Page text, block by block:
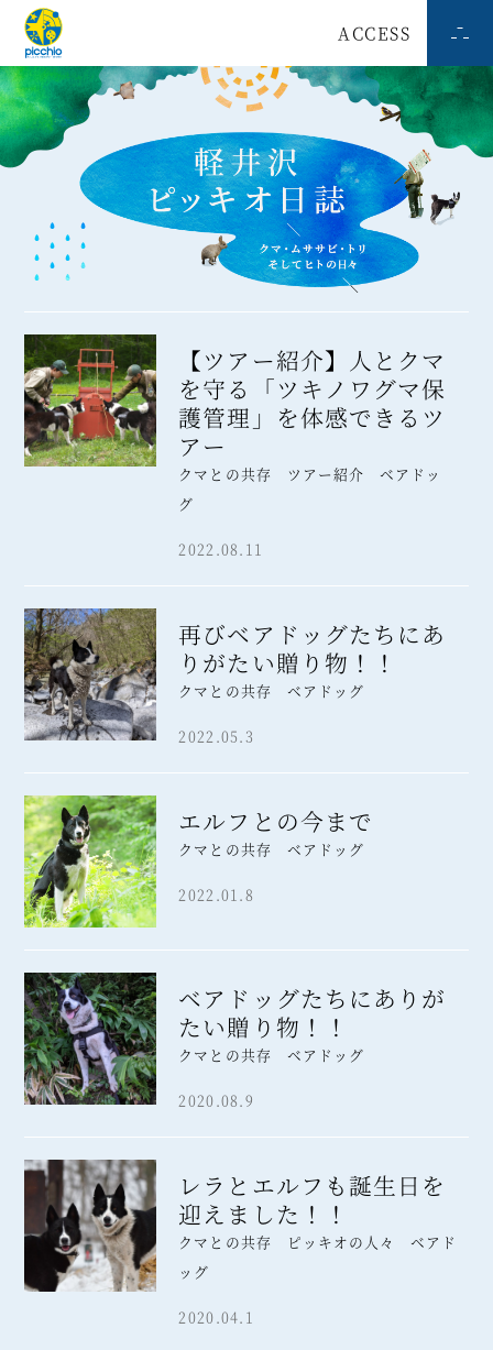
ACCESS
【ツアー紹介】人とクマ
を守る「ツキノワグマ保
護管理」を体感できるツ
アー
クマとの共存 ツアー紹介 ベアドッ
グ
2022.08.11
再びベアドッグたちにあ
りがたい贈り物！！
クマとの共存 ベアドッグ
2022.05.3
エルフとの今まで
クマとの共存 ベアドッグ
2022.01.8
ベアドッグたちにありが
たい贈り物！！
クマとの共存 ベアドッグ
2020.08.9
レラとエルフも誕生日を
迎えました！！
クマとの共存 ピッキオの人々 ベアド
ッグ
2020.04.1